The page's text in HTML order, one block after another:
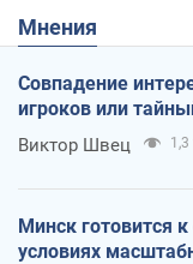
Мнения
Совпадение
игроков или
Виктор Швец 1,3
Минск готовится
условиях